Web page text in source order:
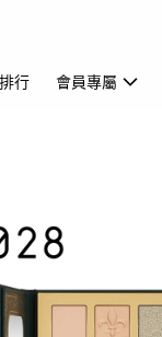
行 會員專屬